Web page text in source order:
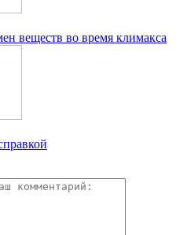
веществ во время климакса